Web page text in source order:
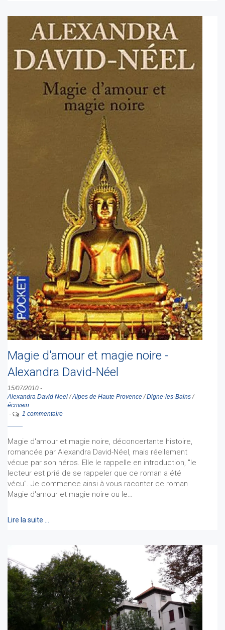
Magie d'amour et magie noire -
Alexandra David-Néel
15/07/2010 -
Alexandra David Neel/Alpes de Haute Provence/Digne-les-Bains/
écrivain
-
1 commentaire
Magie d'amour et magie noire, déconcertante histoire,
romancée par Alexandra David-Néel, mais réellement
vécue par son héros. Elle le rappelle en introduction, "le
lecteur est prié de se rappeler que ce roman a été
vécu". Je commence ainsi à vous raconter ce roman
Magie d'amour et magie noire ou le…
Lire la suite …